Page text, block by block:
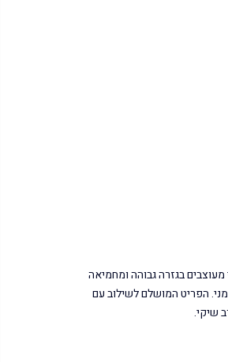
מעוצבים בגזרה גבוהה ומחמיאה
הפריט המושלם לשילוב עם
שיקי.